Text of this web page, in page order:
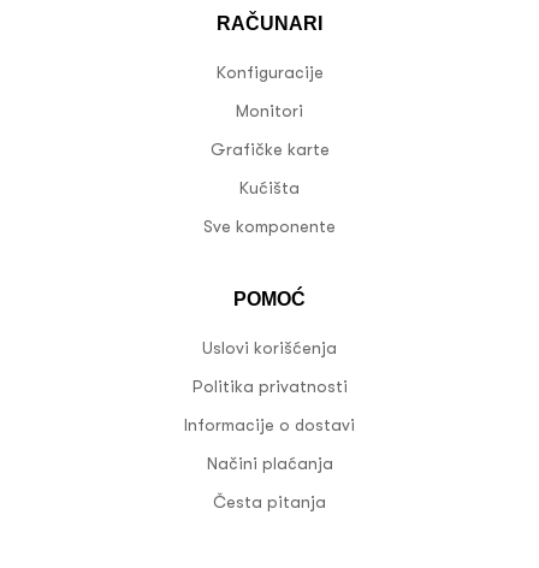
RAČUNARI
Konfiguracije
Monitori
Grafičke karte
Kućišta
Sve komponente
POMOĆ
Uslovi korišćenja
Politika privatnosti
Informacije o dostavi
Načini plaćanja
Česta pitanja